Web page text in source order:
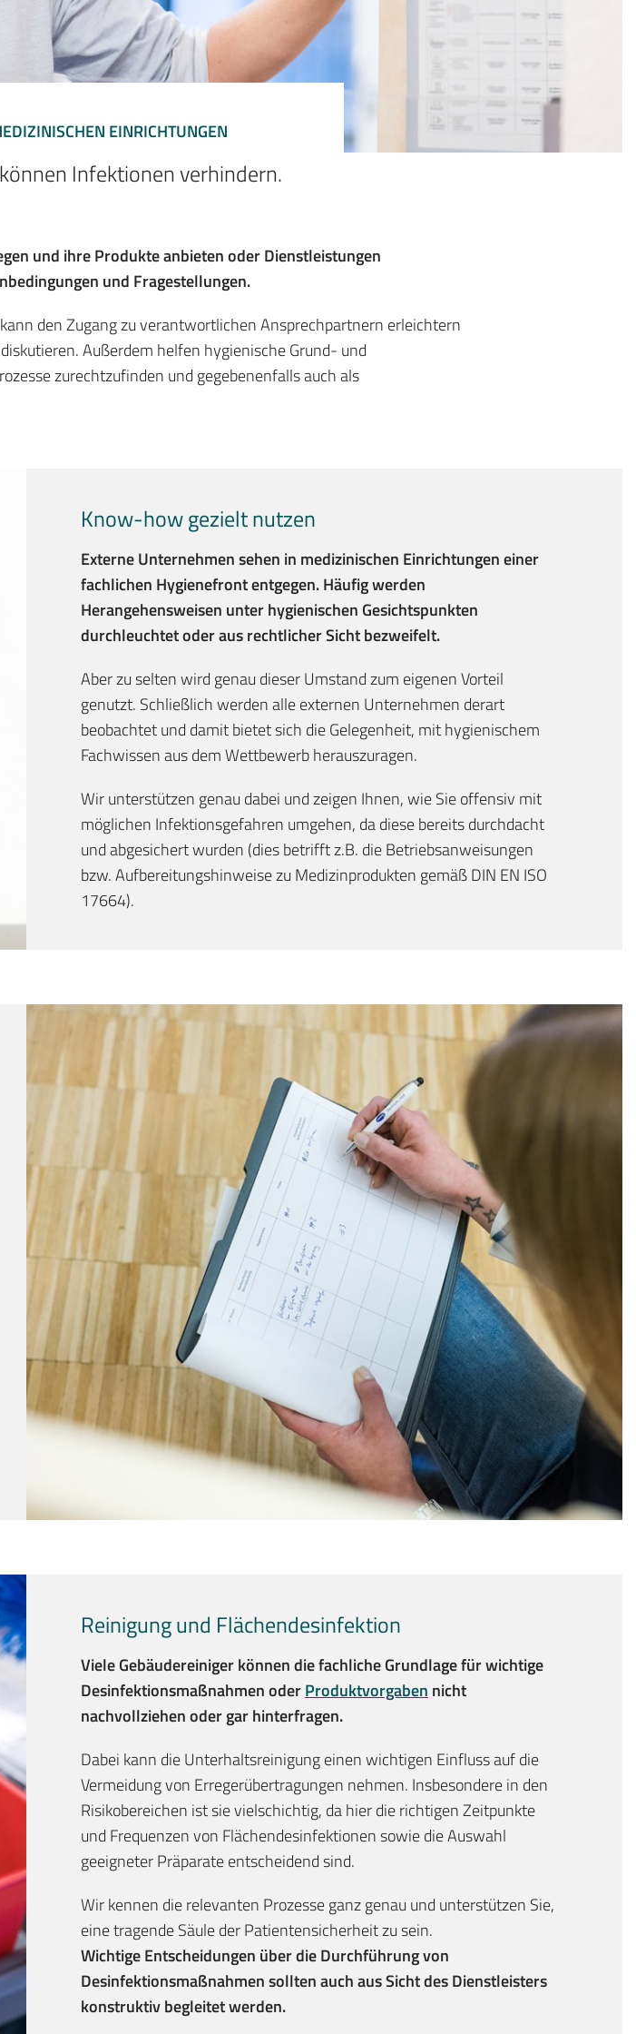
EINRICHTUNGEN
können Infektionen verhindern.
und ihre Produkte anbieten oder Dienstleistungen
und Fragestellungen.
den Zugang zu verantwortlichen Ansprechpartnern erleichtern
Außerdem helfen hygienische Grund- und
zurechtzufinden und gegebenenfalls auch als
Know-how gezielt nutzen
Externe Unternehmen sehen in medizinischen Einrichtungen einer
fachlichen Hygienefront entgegen. Häufig werden
Herangehensweisen unter hygienischen Gesichtspunkten
durchleuchtet oder aus rechtlicher Sicht bezweifelt.
Aber zu selten wird genau dieser Umstand zum eigenen Vorteil
genutzt. Schließlich werden alle externen Unternehmen derart
beobachtet und damit bietet sich die Gelegenheit, mit hygienischem
Fachwissen aus dem Wettbewerb herauszuragen.
Wir unterstützen genau dabei und zeigen Ihnen, wie Sie offensiv mit
möglichen Infektionsgefahren umgehen, da diese bereits durchdacht
und abgesichert wurden (dies betrifft z.B. die Betriebsanweisungen
bzw. Aufbereitungshinweise zu Medizinprodukten gemäß DIN EN ISO
17664).
Reinigung und Flächendesinfektion
Viele Gebäudereiniger können die fachliche Grundlage für wichtige
Desinfektionsmaßnahmen oderProduktvorgaben nicht
nachvollziehen oder gar hinterfragen.
Dabei kann die Unterhaltsreinigung einen wichtigen Einfluss auf die
Vermeidung von Erregerübertragungen nehmen. Insbesondere in den
Risikobereichen ist sie vielschichtig, da hier die richtigen Zeitpunkte
und Frequenzen von Flächendesinfektionen sowie die Auswahl
geeigneter Präparate entscheidend sind.
Wir kennen die relevanten Prozesse ganz genau und unterstützen Sie,
eine tragende Säule der Patientensicherheit zu sein.
Wichtige Entscheidungen über die Durchführung von
Desinfektionsmaßnahmen sollten auch aus Sicht des Dienstleisters
konstruktiv begleitet werden.